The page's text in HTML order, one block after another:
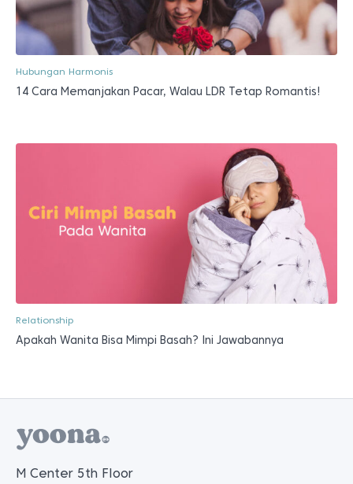
Hubungan Harmonis
14 Cara Memanjakan Pacar, Walau LDR Tetap Romantis!
Relationship
Apakah Wanita Bisa Mimpi Basah? Ini Jawabannya
M Center 5th Floor